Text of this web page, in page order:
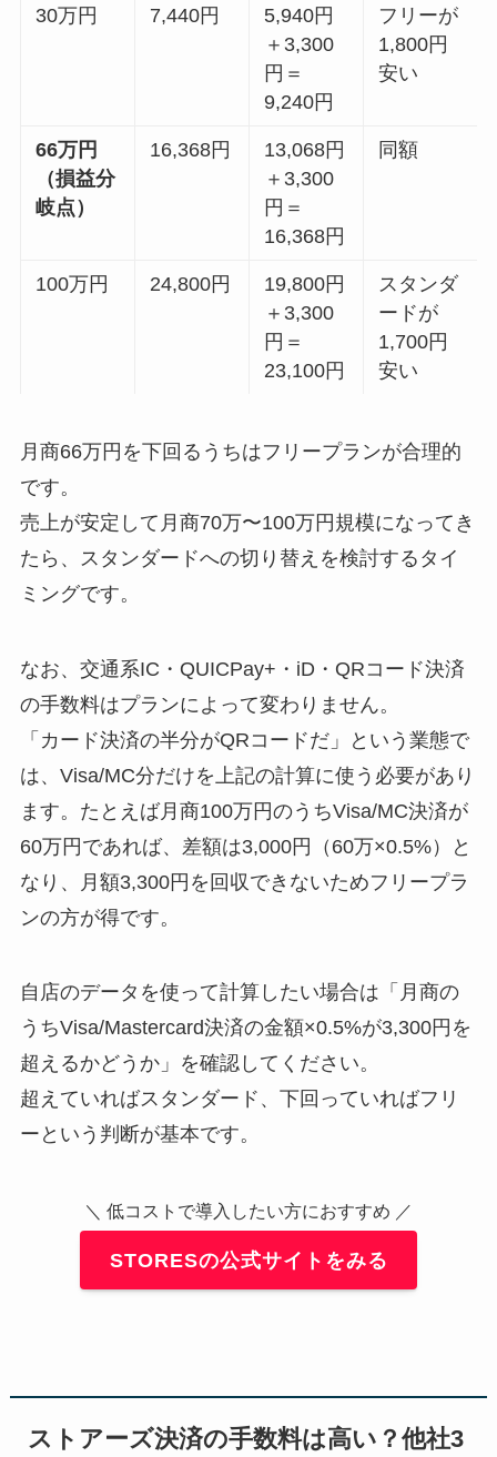
30万円 7,440円
5,940円
＋3,300
円＝
9,240円
フリーが
1,800円
安い
66万円
（損益分
岐点）
16,368円
13,068円
＋3,300
円＝
16,368円
同額
100万円 24,800円
19,800円
＋3,300
円＝
23,100円
スタンダ
ードが
1,700円
安い
月商66万円を下回るうちはフリープランが合理的
です。
売上が安定して月商70万〜100万円規模になってき
たら、スタンダードへの切り替えを検討するタイ
ミングです。
なお、交通系IC・QUICPay+・iD・QRコード決済
の手数料はプランによって変わりません。
「カード決済の半分がQRコードだ」という業態で
は、Visa/MC分だけを上記の計算に使う必要があり
ます。たとえば月商100万円のうちVisa/MC決済が
60万円であれば、差額は3,000円（60万×0.5%）と
なり、月額3,300円を回収できないためフリープラ
ンの方が得です。
自店のデータを使って計算したい場合は「月商の
うちVisa/Mastercard決済の金額×0.5%が3,300円を
超えるかどうか」を確認してください。
超えていればスタンダード、下回っていればフリ
ーという判断が基本です。
＼ 低コストで導入したい方におすすめ ／
STORESの公式サイトをみる
ストアーズ決済の手数料は高い？他社3